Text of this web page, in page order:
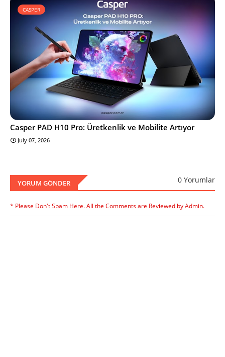
CASPER
Casper PAD H10 Pro: Üretkenlik ve Mobilite Artıyor
July 07, 2026
YORUM GÖNDER 0 Yorumlar
* Please Don't Spam Here. All the Comments are Reviewed by Admin.